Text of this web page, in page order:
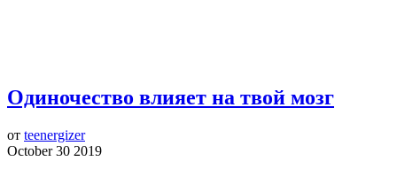
Одиночество влияет на твой мозг
от teenergizer
October 30 2019